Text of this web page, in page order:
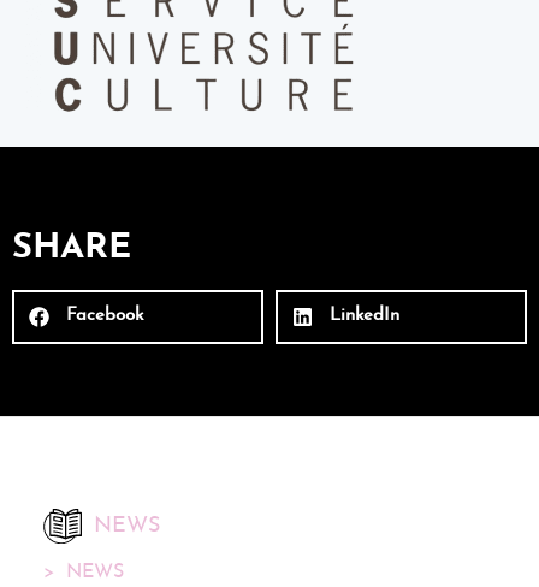
SHARE
Facebook LinkedIn
NEWS
NEWS